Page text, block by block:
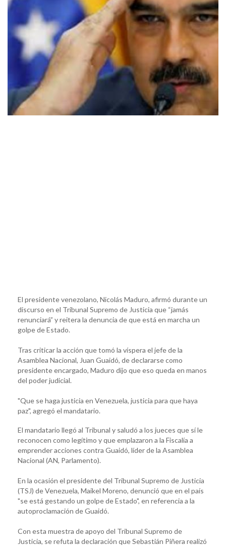
El presidente venezolano, Nicolás Maduro, afirmó durante un
discurso en el Tribunal Supremo de Justicia que “jamás
renunciará” y reitera la denuncia de que está en marcha un
golpe de Estado.
Tras criticar la acción que tomó la víspera el jefe de la
Asamblea Nacional, Juan Guaidó, de declararse como
presidente encargado, Maduro dijo que eso queda en manos
del poder judicial.
"Que se haga justicia en Venezuela, justicia para que haya
paz", agregó el mandatario.
El mandatario llegó al Tribunal y saludó a los jueces que sí le
reconocen como legítimo y que emplazaron a la Fiscalía a
emprender acciones contra Guaidó, líder de la Asamblea
Nacional (AN, Parlamento).
En la ocasión el presidente del Tribunal Supremo de Justicia
(TSJ) de Venezuela, Maikel Moreno, denunció que en el país
"se está gestando un golpe de Estado", en referencia a la
autoproclamación de Guaidó.
Con esta muestra de apoyo del Tribunal Supremo de
Justicia, se refuta la declaración que Sebastián Piñera realizó